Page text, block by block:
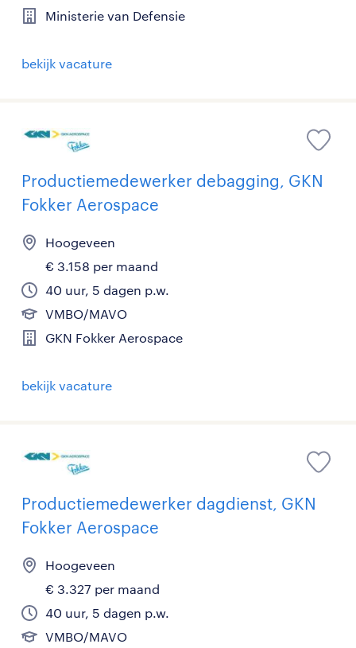
Ministerie van Defensie
bekijk vacature
Productiemedewerker debagging, GKN
Fokker Aerospace
Hoogeveen
€ 3.158 per maand
40 uur, 5 dagen p.w.
VMBO/MAVO
GKN Fokker Aerospace
bekijk vacature
Productiemedewerker dagdienst, GKN
Fokker Aerospace
Hoogeveen
€ 3.327 per maand
40 uur, 5 dagen p.w.
VMBO/MAVO